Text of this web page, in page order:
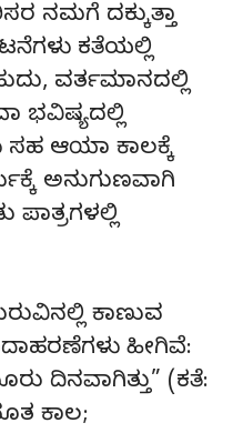
ನಮಗೆ ದಕ್ಕುತ್ತಾ
ಕತೆಯಲ್ಲಿ
ವರ್ತಮಾನದಲ್ಲಿ
ಭವಿಷ್ಯದಲ್ಲಿ
ಸಹ ಆಯಾ ಕಾಲಕ್ಕೆ
ಅನುಗುಣವಾಗಿ
ಪಾತ್ರಗಳಲ್ಲಿ
ಕಾಣುವ
ಹೀಗಿವೆ:
ದಿನವಾಗಿತ್ತು” (ಕತೆ:
ಕಾಲ;